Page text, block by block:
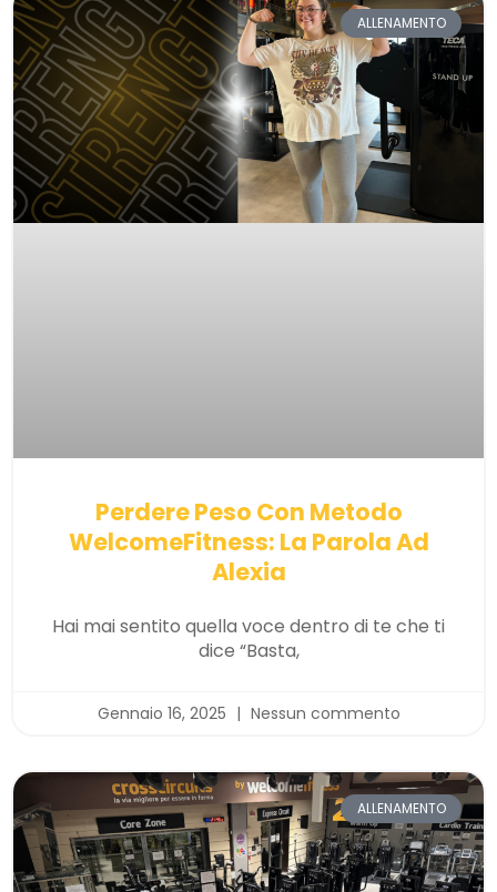
ALLENAMENTO
Perdere Peso Con Metodo
WelcomeFitness: La Parola Ad
Alexia
Hai mai sentito quella voce dentro di te che ti
dice “Basta,
Gennaio 16, 2025 Nessun commento
ALLENAMENTO